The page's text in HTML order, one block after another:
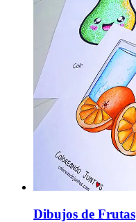
Dibujos de Frutas